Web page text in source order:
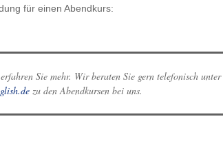
für einen Abendkurs:
Sie mehr. Wir beraten Sie gern telefonisch unter
zu den Abendkursen bei uns.